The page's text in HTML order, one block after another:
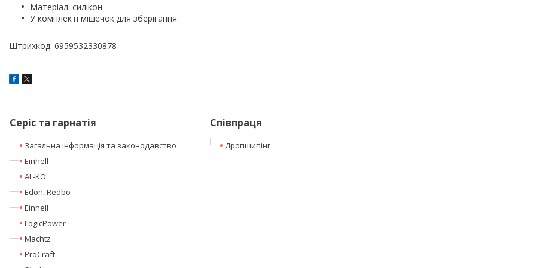
Матеріал: силікон.
У комплекті мішечок для зберігання.
Штрихкод: 6959532330878
Серіс та гарнатія
Загальна інформація та законодавство
Einhell
AL-KO
Edon, Redbo
Einhell
LogicPower
Machtz
ProCraft
Співпраця
Дропшипінг